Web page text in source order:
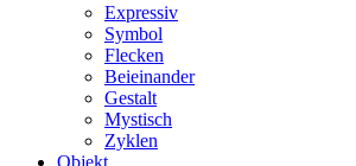
Expressiv
Symbol
Flecken
Beieinander
Gestalt
Mystisch
Zyklen
Objekt